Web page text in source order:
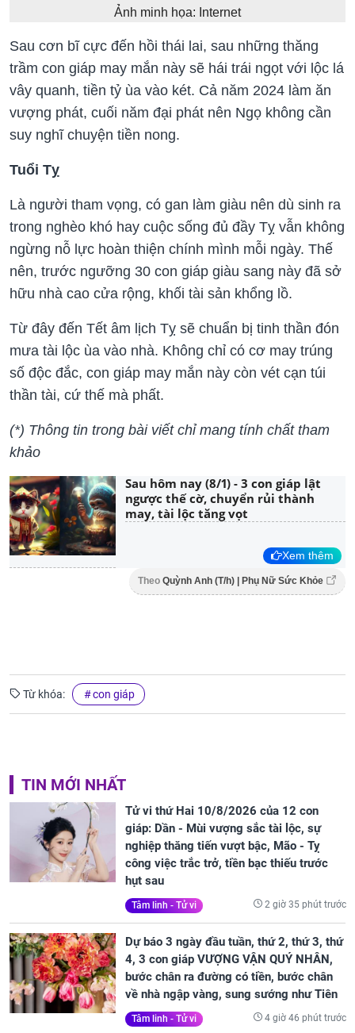
Ảnh minh họa: Internet
Sau cơn bĩ cực đến hồi thái lai, sau những thăng
trầm con giáp may mắn này sẽ hái trái ngọt với lộc lá
vây quanh, tiền tỷ ùa vào két. Cả năm 2024 làm ăn
vượng phát, cuối năm đại phát nên Ngọ không cần
suy nghĩ chuyện tiền nong.
Tuổi Tỵ
Là người tham vọng, có gan làm giàu nên dù sinh ra
trong nghèo khó hay cuộc sống đủ đầy Tỵ vẫn không
ngừng nỗ lực hoàn thiện chính mình mỗi ngày. Thế
nên, trước ngưỡng 30 con giáp giàu sang này đã sở
hữu nhà cao cửa rộng, khối tài sản khổng lồ.
Từ đây đến Tết âm lịch Tỵ sẽ chuẩn bị tinh thần đón
mưa tài lộc ùa vào nhà. Không chỉ có cơ may trúng
số độc đắc, con giáp may mắn này còn vét cạn túi
thần tài, cứ thế mà phất.
(*) Thông tin trong bài viết chỉ mang tính chất tham
khảo
Sau hôm nay (8/1) - 3 con giáp lật
ngược thế cờ, chuyển rủi thành
may, tài lộc tăng vọt
Xem thêm
Theo Quỳnh Anh (T/h) | Phụ Nữ Sức Khỏe
Từ khóa: con giáp
TIN MỚI NHẤT
Tử vi thứ Hai 10/8/2026 của 12 con
giáp: Dần - Mùi vượng sắc tài lộc, sự
nghiệp thăng tiến vượt bậc, Mão - Tỵ
công việc trắc trở, tiền bạc thiếu trước
hụt sau
Tâm linh - Tử vi 2 giờ 35 phút trước
Dự báo 3 ngày đầu tuần, thứ 2, thứ 3, thứ
4, 3 con giáp VƯỢNG VẬN QUÝ NHÂN,
bước chân ra đường có tiền, bước chân
về nhà ngập vàng, sung sướng như Tiên
Tâm linh - Tử vi 4 giờ 46 phút trước